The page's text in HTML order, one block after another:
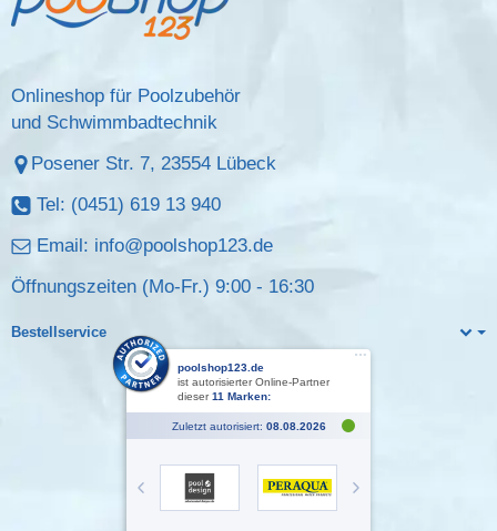
Onlineshop für Poolzubehör
und Schwimmbadtechnik
Posener Str. 7, 23554 Lübeck
Tel: (0451) 619 13 940
Email: info@poolshop123.de
Öffnungszeiten (Mo-Fr.) 9:00 - 16:30
Bestellservice